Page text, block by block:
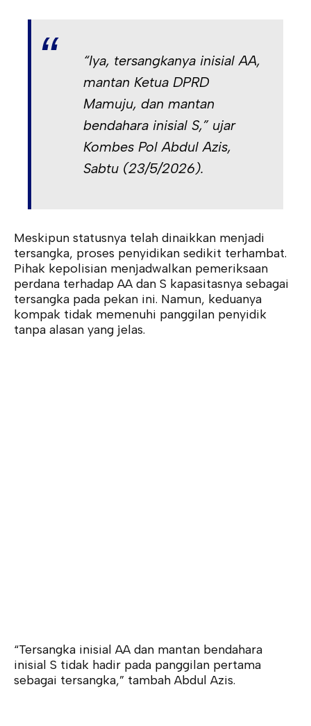
“Iya, tersangkanya inisial AA,
mantan Ketua DPRD
Mamuju, dan mantan
bendahara inisial S,” ujar
Kombes Pol Abdul Azis,
Sabtu (23/5/2026).
Meskipun statusnya telah dinaikkan menjadi
tersangka, proses penyidikan sedikit terhambat.
Pihak kepolisian menjadwalkan pemeriksaan
perdana terhadap AA dan S kapasitasnya sebagai
tersangka pada pekan ini. Namun, keduanya
kompak tidak memenuhi panggilan penyidik
tanpa alasan yang jelas.
“Tersangka inisial AA dan mantan bendahara
inisial S tidak hadir pada panggilan pertama
sebagai tersangka,” tambah Abdul Azis.